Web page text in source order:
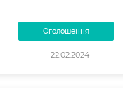
Оголошення
22.02.2024